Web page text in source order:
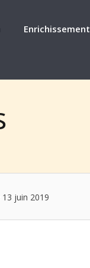
Enrichissement
13 juin 2019